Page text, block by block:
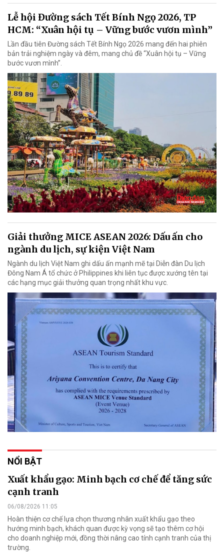
Lễ hội Đường sách Tết Bính Ngọ 2026, TP
HCM: “Xuân hội tụ – Vững bước vươn mình”
Lần đầu tiên Đường sách Tết Bính Ngọ 2026 mang đến hai phiên
bản trải nghiệm ngày và đêm, mang chủ đề “Xuân hội tụ – Vững
bước vươn mình”.
Giải thưởng MICE ASEAN 2026: Dấu ấn cho
ngành du lịch, sự kiện Việt Nam
Ngành du lịch Việt Nam ghi dấu ấn mạnh mẽ tại Diễn đàn Du lịch
Đông Nam Á tổ chức ở Philippines khi liên tục được xướng tên tại
các hạng mục giải thưởng quan trọng nhất khu vực.
NỔI BẬT
Xuất khẩu gạo: Minh bạch cơ chế để tăng sức
cạnh tranh
06/08/2026 11:05
Hoàn thiện cơ chế lựa chọn thương nhân xuất khẩu gạo theo
hướng minh bạch, khách quan được kỳ vọng sẽ tạo thêm cơ hội
cho doanh nghiệp mới, đồng thời nâng cao tính cạnh tranh của thị
trường.